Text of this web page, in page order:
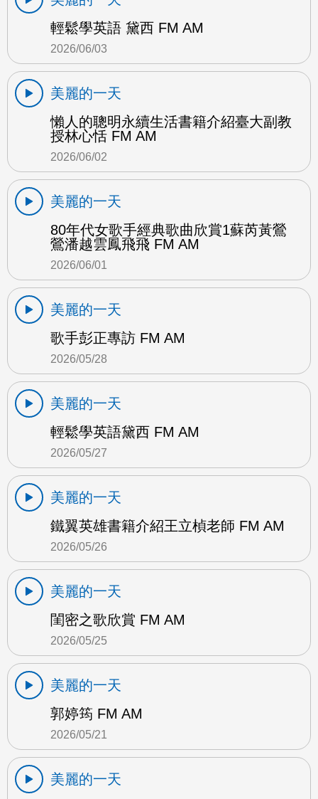
輕鬆學英語 黛西 FM AM
2026/06/03
美麗的一天
懶人的聰明永續生活書籍介紹臺大副教
授林心恬 FM AM
2026/06/02
美麗的一天
80年代女歌手經典歌曲欣賞1蘇芮黃鶯
鶯潘越雲鳳飛飛 FM AM
2026/06/01
美麗的一天
歌手彭正專訪 FM AM
2026/05/28
美麗的一天
輕鬆學英語黛西 FM AM
2026/05/27
美麗的一天
鐵翼英雄書籍介紹王立楨老師 FM AM
2026/05/26
美麗的一天
閨密之歌欣賞 FM AM
2026/05/25
美麗的一天
郭婷筠 FM AM
2026/05/21
美麗的一天